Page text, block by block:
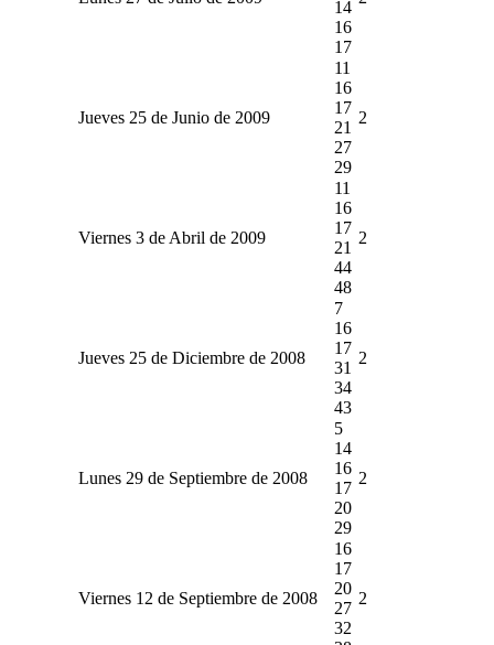
14
16
17
Jueves 25 de Junio de 2009
11
16
17
21
27
29
2
Viernes 3 de Abril de 2009
11
16
17
21
44
48
2
Jueves 25 de Diciembre de 2008
7
16
17
31
34
43
2
Lunes 29 de Septiembre de 2008
5
14
16
17
20
29
2
Viernes 12 de Septiembre de 2008
16
17
20
27
32
2